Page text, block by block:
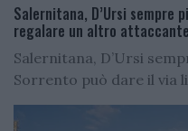
Salernitana, D’Ursi sempre
regalare un altro
Salernitana, D’Ursi
Sorrento può dare il via